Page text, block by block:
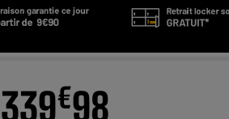
339€98